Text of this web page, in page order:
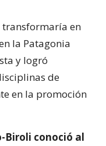
transformaría en
la Patagonia
y logró
de
en la promoción
Biroli conoció al